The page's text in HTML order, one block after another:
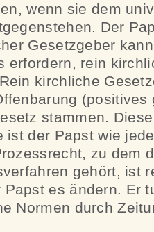
wenn sie dem
Der
Gesetzgeber
erfordern, rein
kirchliche
stammen.
ist der Papst wie
zu dem
gehört, ist
Papst es ändern. Er
Normen durch